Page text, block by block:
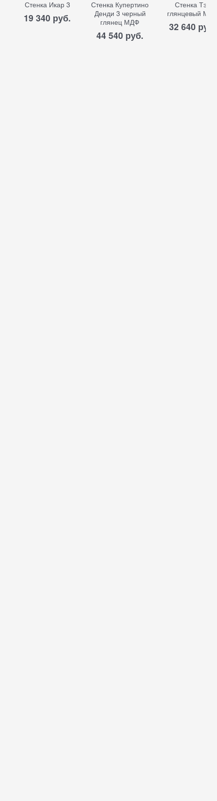
Стенка Икар 3
19 340 руб.
Стенка Купертино
Денди 3 черный
глянец МДФ
44 540 руб.
Стенка Тэо
глянцевый
32 640 руб.